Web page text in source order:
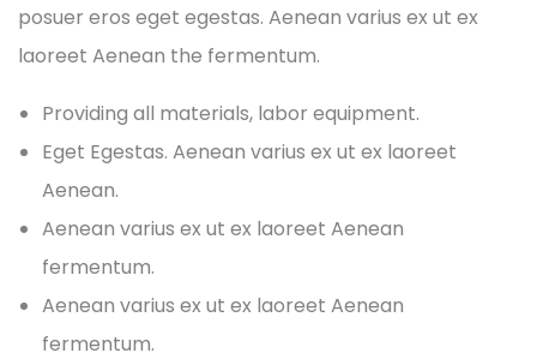
posuer eros eget egestas. Aenean varius ex ut ex
laoreet Aenean the fermentum.
Providing all materials, labor equipment.
Eget Egestas. Aenean varius ex ut ex laoreet
Aenean.
Aenean varius ex ut ex laoreet Aenean
fermentum.
Aenean varius ex ut ex laoreet Aenean
fermentum.